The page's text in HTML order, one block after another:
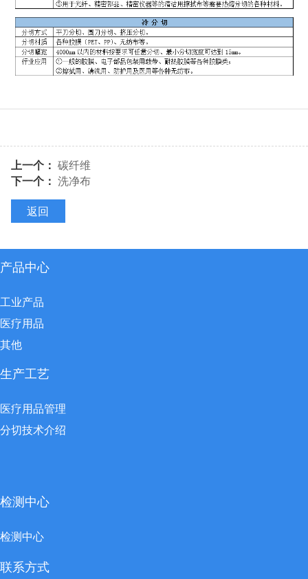
上一个： 碳纤维
下一个： 洗净布
返回
产品中心
工业产品
医疗用品
其他
生产工艺
医疗用品管理
分切技术介绍
检测中心
检测中心
联系方式